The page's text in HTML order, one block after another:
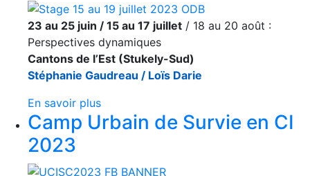
23 au 25 juin / 15 au 17 juillet / 18 au 20 août :
Perspectives dynamiques
Cantons de l’Est (Stukely-Sud)
Stéphanie Gaudreau / Loïs Darie
En savoir plus
Camp Urbain de Survie en CI
2023